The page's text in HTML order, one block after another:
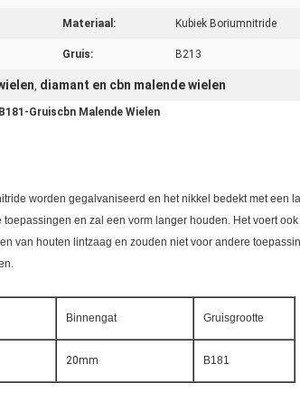
Materiaal: Kubiek Boriumnitride
Gruis: B213
, diamant en cbn malende wielen
Gruiscbn Malende Wielen
worden gegalvaniseerd en het nikkel bedekt met een
en zal een vorm langer houden. Het voert
van houten lintzaag en zouden niet voor andere
Binnengat Gruisgrootte
20mm B181